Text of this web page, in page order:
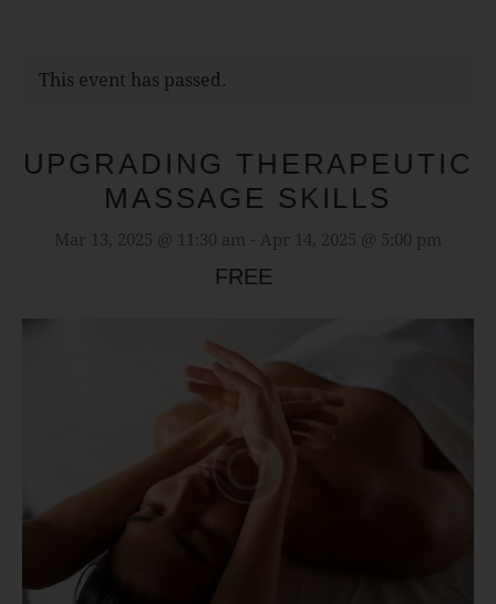
This event has passed.
UPGRADING THERAPEUTIC
MASSAGE SKILLS
Mar 13, 2025 @ 11:30 am - Apr 14, 2025 @ 5:00 pm
FREE